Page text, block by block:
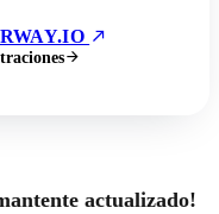
actualizado!